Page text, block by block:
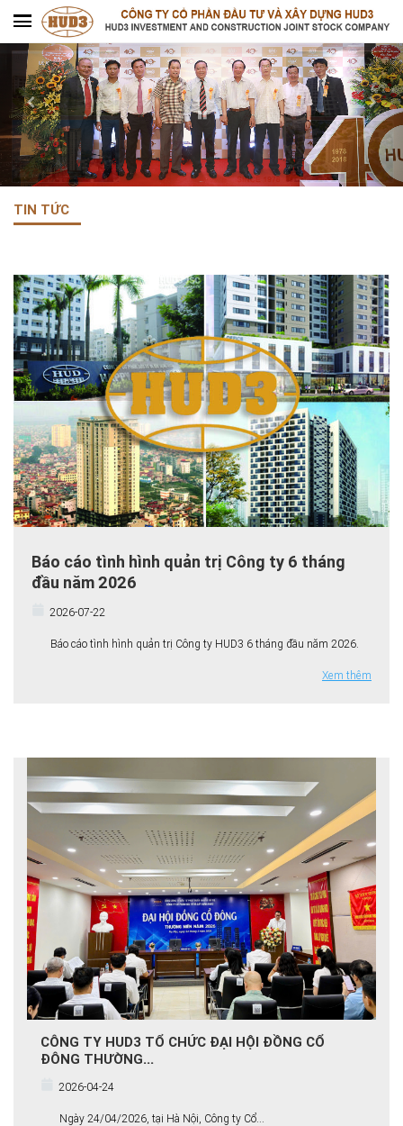
TIN TỨC
Báo cáo tình hình quản trị Công ty 6 tháng
đầu năm 2026
2026-07-22
Báo cáo tình hình quản trị Công ty HUD3 6 tháng đầu năm 2026.
Xem thêm
CÔNG TY HUD3 TỔ CHỨC ĐẠI HỘI ĐỒNG CỔ
ĐÔNG THƯỜNG...
2026-04-24
Ngày 24/04/2026, tại Hà Nội, Công ty Cổ...